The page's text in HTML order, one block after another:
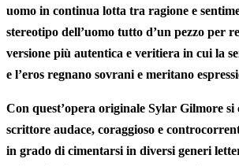
uomo in continua lotta tra ragione e
stereotipo dell’uomo tutto d’un pezzo per
versione più autentica e veritiera in cui la
e l’eros regnano sovrani e meritano
Con quest’opera originale Sylar Gilmore si
scrittore audace, coraggioso e
in grado di cimentarsi in diversi generi